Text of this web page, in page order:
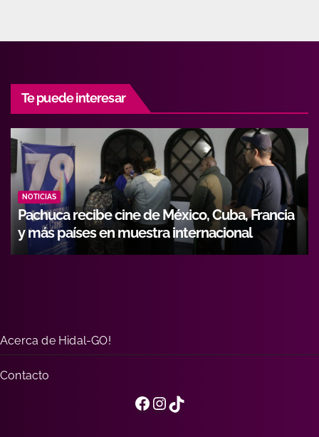
Te puede interesar
NOTICIAS
Hidalgo fortalece formación de operadores
con alianza entre Icathi y GEMI
Acerca de Hidal-GO!
Contacto
Facebook InstagramTikTok